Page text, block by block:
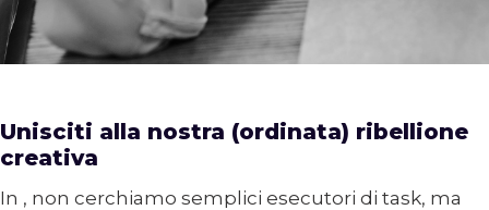
Unisciti alla nostra (ordinata) ribellione
creativa
In , non cerchiamo semplici esecutori di task, ma